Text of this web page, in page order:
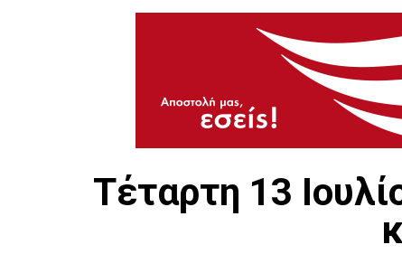
Τέταρτη 13